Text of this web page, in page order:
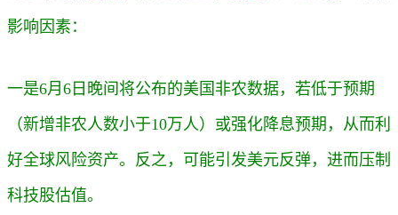
影响因素：
一是6月6日晚间将公布的美国非农数据， 若低于预期
（新增非农人数小于10万人）或强化降息预期，从而利
好全球风险资产。反之，可能引发美元反弹，进而压制
科技股估值。